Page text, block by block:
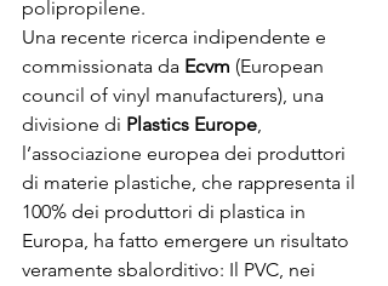
polipropilene.
Una recente ricerca indipendente e
commissionata da Ecvm (European
council of vinyl manufacturers), una
divisione di Plastics Europe,
l’associazione europea dei produttori
di materie plastiche, che rappresenta il
100% dei produttori di plastica in
Europa, ha fatto emergere un risultato
veramente sbalorditivo: Il PVC, nei